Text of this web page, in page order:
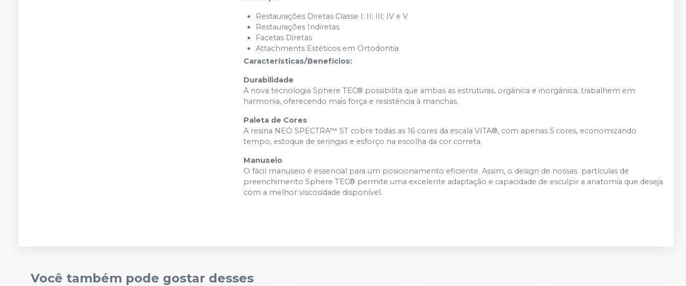
Restaurações Diretas Classe I; II; III; IV e V
Restaurações Indiretas
Facetas Diretas
Attachments Estéticos em Ortodontia
Características/Benefícios:
Durabilidade
A nova tecnologia Sphere TEC® possibilita que ambas as estruturas, orgânica e inorgânica, trabalhem em
harmonia, oferecendo mais força e resistência à manchas.
Paleta de Cores
A resina NEO SPECTRA™ ST cobre todas as 16 cores da escala VITA®, com apenas 5 cores, economizando
tempo, estoque de seringas e esforço na escolha da cor correta.
Manuseio
O fácil manuseio é essencial para um posicionamento eficiente. Assim, o design de nossas partículas de
preenchimento Sphere TEC® permite uma excelente adaptação e capacidade de esculpir a anatomia que deseja
com a melhor viscosidade disponível.
Você também pode gostar desses